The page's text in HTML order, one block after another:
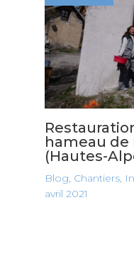
hameau de
(Hautes-
Blog, Chantiers,
avril 2021